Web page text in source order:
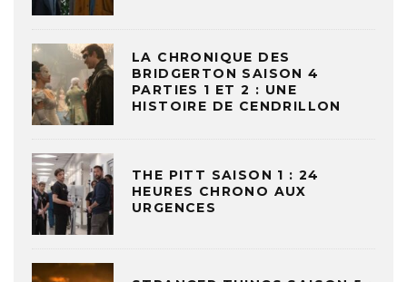
LA CHRONIQUE DES
BRIDGERTON SAISON 4
PARTIES 1 ET 2 : UNE
HISTOIRE DE CENDRILLON
THE PITT SAISON 1 : 24
HEURES CHRONO AUX
URGENCES